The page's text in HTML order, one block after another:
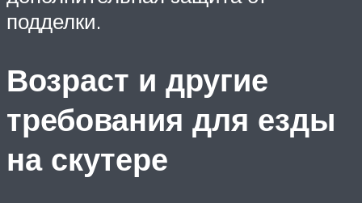
подделки.
Возраст и другие
требования для езды
на скутере